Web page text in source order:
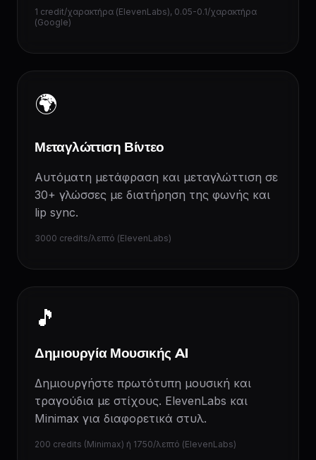
1 credit/χαρακτήρα (ElevenLabs), 0.05-0.1/χαρακτήρα
(Google)
🌍
Μεταγλώττιση Βίντεο
Αυτόματη μετάφραση και μεταγλώττιση σε
30+ γλώσσες με διατήρηση της φωνής και
lip sync.
3000 credits/λεπτό (ElevenLabs)
🎵
Δημιουργία Μουσικής AI
Δημιουργήστε πρωτότυπη μουσική και
τραγούδια με στίχους. ElevenLabs και
Minimax για διαφορετικά στυλ.
200 credits (Minimax) ή 1750/λεπτό (ElevenLabs)